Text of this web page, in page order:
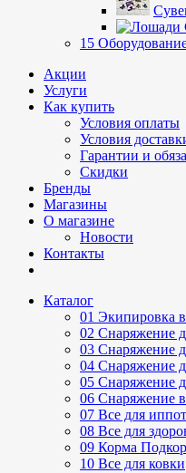
15
Акции
Услуги
Как купить
Условия оплаты
Условия
Гарантии и
Скидки
Бренды
Магазины
О магазине
Новости
Контакты
Каталог
01 Экипировка
02 Снаряжение
03 Снаряжение
04 Снаряжение
05 Снаряжение
06 Снаряжение
07 Все для
08 Все для
09 Корма
10 Все для ковки